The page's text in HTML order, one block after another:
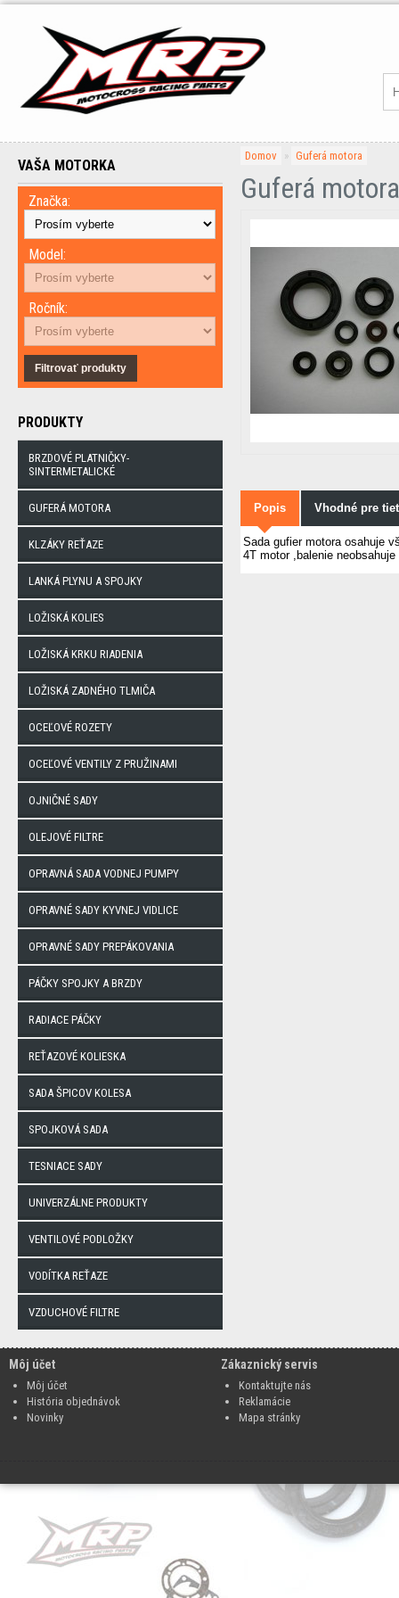
VAŠA MOTORKA
Značka:
Model:
Ročník:
Filtrovať produkty
PRODUKTY
BRZDOVÉ PLATNIČKY-
SINTERMETALICKÉ
GUFERÁ MOTORA
KLZÁKY REŤAZE
LANKÁ PLYNU A SPOJKY
LOŽISKÁ KOLIES
LOŽISKÁ KRKU RIADENIA
LOŽISKÁ ZADNÉHO TLMIČA
OCEĽOVÉ ROZETY
OCEĽOVÉ VENTILY Z PRUŽINAMI
OJNIČNÉ SADY
OLEJOVÉ FILTRE
OPRAVNÁ SADA VODNEJ PUMPY
OPRAVNÉ SADY KYVNEJ VIDLICE
OPRAVNÉ SADY PREPÁKOVANIA
PÁČKY SPOJKY A BRZDY
RADIACE PÁČKY
REŤAZOVÉ KOLIESKA
SADA ŠPICOV KOLESA
SPOJKOVÁ SADA
TESNIACE SADY
UNIVERZÁLNE PRODUKTY
VENTILOVÉ PODLOŽKY
VODÍTKA REŤAZE
VZDUCHOVÉ FILTRE
Domov » Guferá motora
Guferá motora
Popis Vhodné pre
Sada gufier motora osahuje
4T motor ,balenie
Môj účet
Môj účet
História objednávok
Novinky
Zákaznický servis
Kontaktujte nás
Reklamácie
Mapa stránky